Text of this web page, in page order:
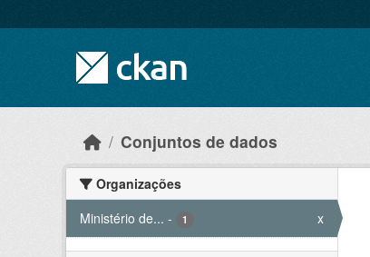
Conjuntos de dados
Organizações
Ministério de... - 1 x